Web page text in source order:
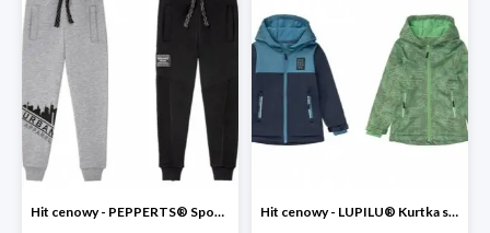
Hit cenowy - PEPPERTS® Spodnie dresowe chłopięce, 1 para Hit cenowy - LUPILU® Kurtka softshell chłopięca, 1 sztuka